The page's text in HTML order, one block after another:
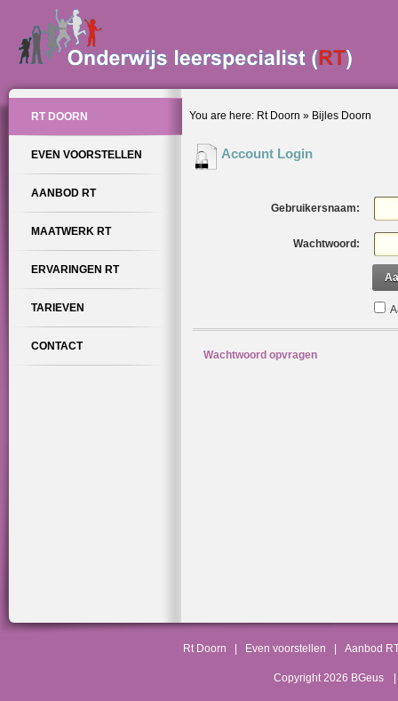
RT DOORN
EVEN VOORSTELLEN
AANBOD RT
MAATWERK RT
ERVARINGEN RT
TARIEVEN
CONTACT
You are here: Rt Doorn » Bijles Doorn
Account Login
Gebruikersnaam:
Wachtwoord:
Wachtwoord opvragen
Rt Doorn Even voorstellen Aanbod
Copyright 2026 BGeus